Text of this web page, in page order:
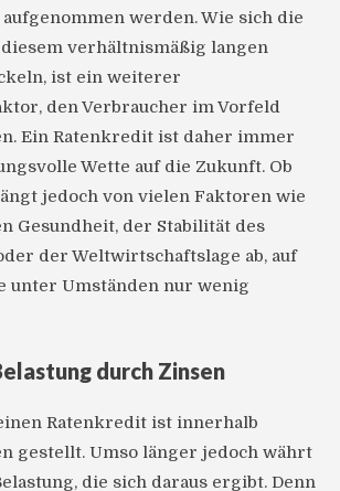
werden. Wie sich die
verhältnismäßig langen
ist ein weiterer
den Verbraucher im Vorfeld
Ein Ratenkredit ist daher immer
Wette auf die Zukunft. Ob
jedoch von vielen Faktoren wie
Gesundheit, der Stabilität des
der Weltwirtschaftslage ab, auf
unter Umständen nur wenig
durch Zinsen
Ratenkredit ist innerhalb
gestellt. Umso länger jedoch währt
die sich daraus ergibt. Denn